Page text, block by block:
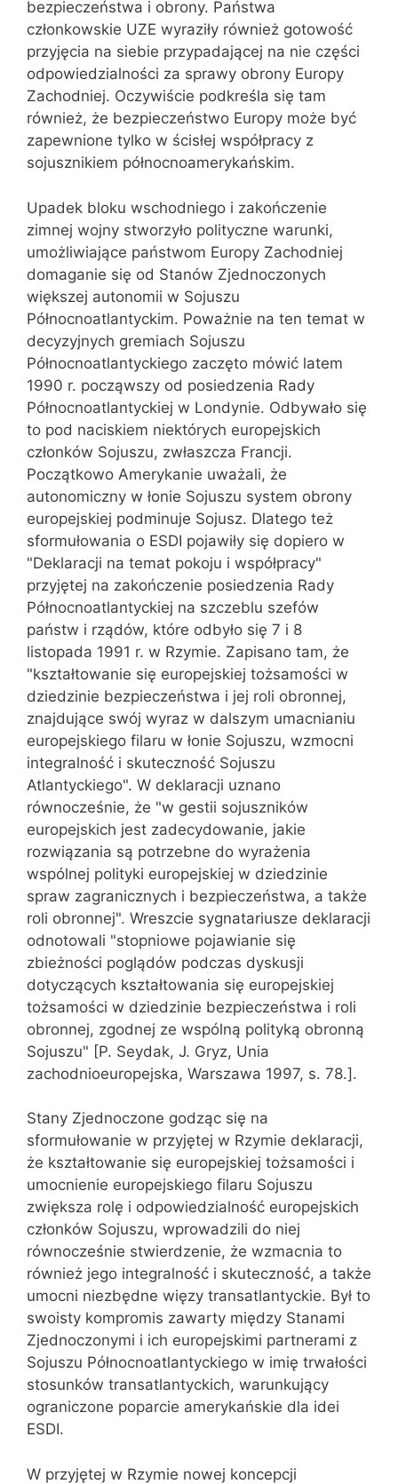
bezpieczeństwa i obrony. Państwa
członkowskie UZE wyraziły również gotowość
przyjęcia na siebie przypadającej na nie części
odpowiedzialności za sprawy obrony Europy
Zachodniej. Oczywiście podkreśla się tam
również, że bezpieczeństwo Europy może być
zapewnione tylko w ścisłej współpracy z
sojusznikiem północnoamerykańskim.
Upadek bloku wschodniego i zakończenie
zimnej wojny stworzyło polityczne warunki,
umożliwiające państwom Europy Zachodniej
domaganie się od Stanów Zjednoczonych
większej autonomii w Sojuszu
Północnoatlantyckim. Poważnie na ten temat w
decyzyjnych gremiach Sojuszu
Północnoatlantyckiego zaczęto mówić latem
1990 r. począwszy od posiedzenia Rady
Północnoatlantyckiej w Londynie. Odbywało się
to pod naciskiem niektórych europejskich
członków Sojuszu, zwłaszcza Francji.
Początkowo Amerykanie uważali, że
autonomiczny w łonie Sojuszu system obrony
europejskiej podminuje Sojusz. Dlatego też
sformułowania o ESDI pojawiły się dopiero w
"Deklaracji na temat pokoju i współpracy"
przyjętej na zakończenie posiedzenia Rady
Północnoatlantyckiej na szczeblu szefów
państw i rządów, które odbyło się 7 i 8
listopada 1991 r. w Rzymie. Zapisano tam, że
"kształtowanie się europejskiej tożsamości w
dziedzinie bezpieczeństwa i jej roli obronnej,
znajdujące swój wyraz w dalszym umacnianiu
europejskiego filaru w łonie Sojuszu, wzmocni
integralność i skuteczność Sojuszu
Atlantyckiego". W deklaracji uznano
równocześnie, że "w gestii sojuszników
europejskich jest zadecydowanie, jakie
rozwiązania są potrzebne do wyrażenia
wspólnej polityki europejskiej w dziedzinie
spraw zagranicznych i bezpieczeństwa, a także
roli obronnej". Wreszcie sygnatariusze deklaracji
odnotowali "stopniowe pojawianie się
zbieżności poglądów podczas dyskusji
dotyczących kształtowania się europejskiej
tożsamości w dziedzinie bezpieczeństwa i roli
obronnej, zgodnej ze wspólną polityką obronną
Sojuszu" [P. Seydak, J. Gryz, Unia
zachodnioeuropejska, Warszawa 1997, s. 78.].
Stany Zjednoczone godząc się na
sformułowanie w przyjętej w Rzymie deklaracji,
że kształtowanie się europejskiej tożsamości i
umocnienie europejskiego filaru Sojuszu
zwiększa rolę i odpowiedzialność europejskich
członków Sojuszu, wprowadzili do niej
równocześnie stwierdzenie, że wzmacnia to
również jego integralność i skuteczność, a także
umocni niezbędne więzy transatlantyckie. Był to
swoisty kompromis zawarty między Stanami
Zjednoczonymi i ich europejskimi partnerami z
Sojuszu Północnoatlantyckiego w imię trwałości
stosunków transatlantyckich, warunkujący
ograniczone poparcie amerykańskie dla idei
ESDI.
W przyjętej w Rzymie nowej koncepcji